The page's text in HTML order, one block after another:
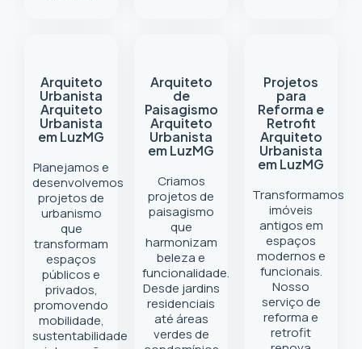
Arquiteto
Urbanista
Arquiteto
Urbanista
em LuzMG
Planejamos e
desenvolvemos
projetos de
urbanismo
que
transformam
espaços
públicos e
privados,
promovendo
mobilidade,
sustentabilidade
Arquiteto
de
Paisagismo
Arquiteto
Urbanista
em LuzMG
Criamos
projetos de
paisagismo
que
harmonizam
beleza e
funcionalidade.
Desde jardins
residenciais
até áreas
verdes de
Projetos
para
Reforma e
Retrofit
Arquiteto
Urbanista
em LuzMG
Transformamos
imóveis
antigos em
espaços
modernos e
funcionais.
Nosso
serviço de
reforma e
retrofit